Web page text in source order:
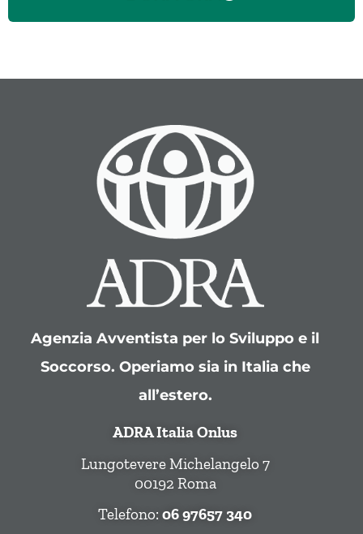
Agenzia Avventista per lo Sviluppo e il
Soccorso. Operiamo sia in Italia che
all’estero.
ADRA Italia Onlus
Lungotevere Michelangelo 7
00192 Roma
Telefono:06 97657 340